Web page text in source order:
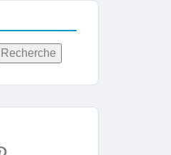
Recherche